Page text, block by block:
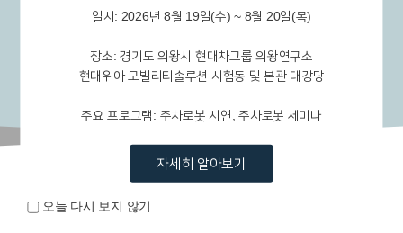
일시: 2026년 8월 19일(수) ~ 8월 20일(목)
장소: 경기도 의왕시 현대차그룹 의왕연구소
현대위아 모빌리티솔루션 시험동 및 본관 대강당
주요 프로그램: 주차로봇 시연, 주차로봇 세미나
자세히 알아보기
오늘 다시 보지 않기
자세히 보기
현대위아의 새로운 소식을 확인하세요.